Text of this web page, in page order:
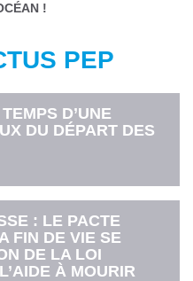
!
PEP
D’UNE
DU DÉPART DES
: LE PACTE
FIN DE VIE SE
DE LA LOI
À MOURIR